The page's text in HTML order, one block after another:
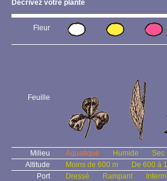
Décrivez votre plante
Fleur
Feuille
Milieu Aquatique Humide
Sec
Altitude
Moins de 600 m
De 600 à
Port
Dressé Rampant